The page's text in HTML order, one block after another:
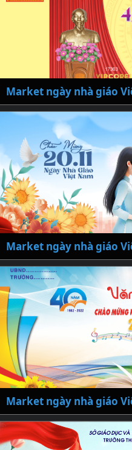
Market ngày nhà giáo
Market ngày nhà giáo
Market ngày nhà giáo